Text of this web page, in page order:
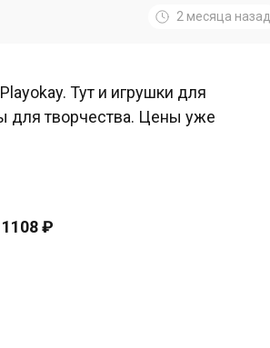
2 месяца назад
Тут и игрушки для
для творчества. Цены уже
1108 ₽